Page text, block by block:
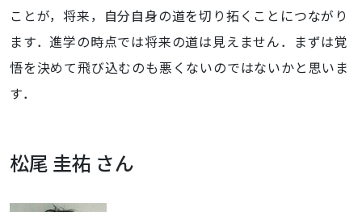
ことが，将来，自分自身の道を切り拓くことにつながり
ます．進学の時点では将来の道は見えません．まずは覚
悟を決めて飛び込むのも悪くないのではないかと思いま
す．
松尾 圭祐 さん